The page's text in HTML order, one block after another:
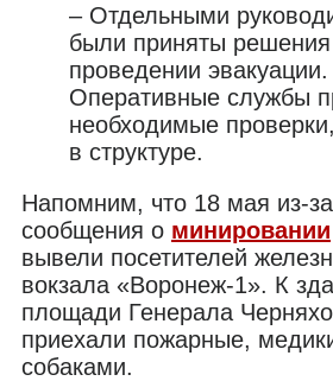
– Отдельными
были приняты
проведении эвакуации.
Оперативные службы
необходимые
в структуре.
Напомним, что 18 мая из-
сообщения о минировании
вывели посетителей
вокзала «Воронеж-1». К
площади Генерала
приехали пожарные,
собаками.